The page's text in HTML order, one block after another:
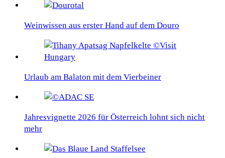
Weinwissen aus erster Hand auf dem Douro
Urlaub am Balaton mit dem Vierbeiner
Jahresvignette 2026 für Österreich lohnt sich nicht
mehr